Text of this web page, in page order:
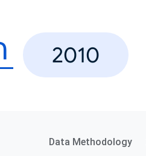
2010
Data Methodology